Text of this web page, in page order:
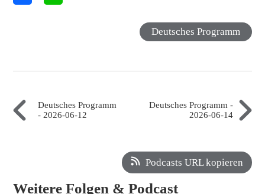
Deutsches Programm
Deutsches Programm
- 2026-06-12
Deutsches Programm -
2026-06-14
Podcasts URL kopieren
Weitere Folgen & Podcast